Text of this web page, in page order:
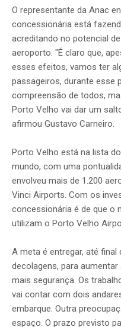
O representante da Anac
concessionária está
acreditando no potencial
aeroporto. "É claro que,
esses efeitos, vamos ter
passageiros, durante esse
compreensão de todos,
Porto Velho vai dar um
afirmou Gustavo Carneiro.
Porto Velho está na lista
mundo, com uma
envolveu mais de 1.200
Vinci Airports. Com os
concessionária é de que o
utilizam o Porto Velho
A meta é entregar, até
decolagens, para
mais segurança. Os
vai contar com dois
embarque. Outra
espaço. O prazo previsto